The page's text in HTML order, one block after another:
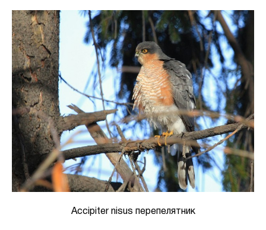
Accipiter nisus перепелятник